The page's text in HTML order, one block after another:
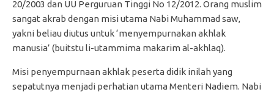
20/2003 dan UU Perguruan Tinggi No 12/2012. Orang muslim
sangat akrab dengan misi utama Nabi Muhammad saw,
yakni beliau diutus untuk ‘menyempurnakan akhlak
manusia’ (buitstu li-utammima makarim al-akhlaq).
Misi penyempurnaan akhlak peserta didik inilah yang
sepatutnya menjadi perhatian utama Menteri Nadiem. Nabi